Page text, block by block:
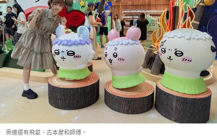
旁邊還有飛鼠、古本屋和師傅。